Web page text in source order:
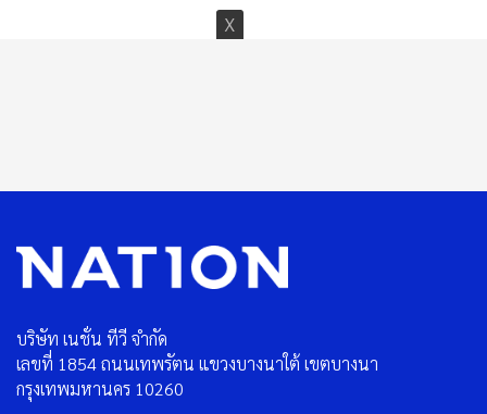
บริษัท เนชั่น ทีวี จำกัด
เลขที่ 1854 ถนนเทพรัตน แขวงบางนาใต้ เขตบางนา
กรุงเทพมหานคร 10260